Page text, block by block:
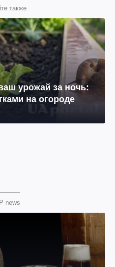
также
урожай за ночь:
на огороде
news